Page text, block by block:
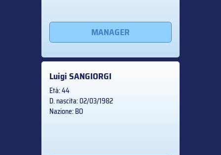
MANAGER
LuigiSANGIORGI
Età: 44
D. nascita: 02/03/1982
Nazione: BO